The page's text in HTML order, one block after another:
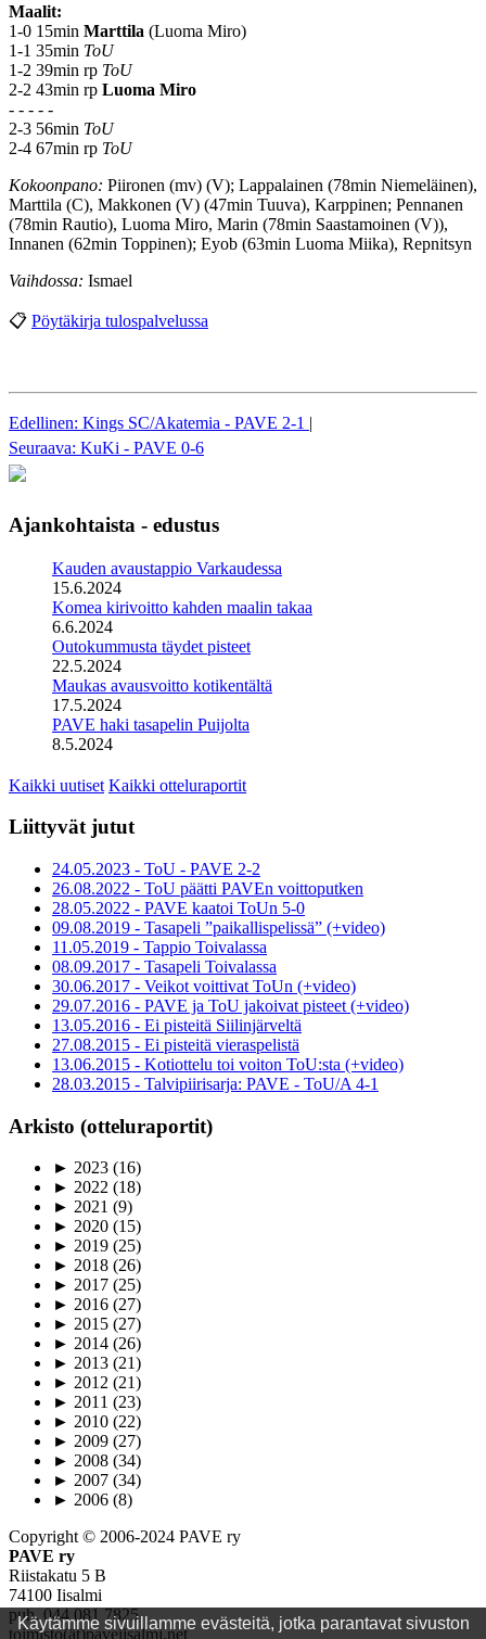
Maalit:
1-0 15min Marttila (Luoma Miro)
1-1 35min ToU
1-2 39min rp ToU
2-2 43min rp Luoma Miro
- - - - -
2-3 56min ToU
2-4 67min rp ToU
Kokoonpano: Piironen (mv) (V); Lappalainen (78min Niemeläinen),
Marttila (C), Makkonen (V) (47min Tuuva), Karppinen; Pennanen
(78min Rautio), Luoma Miro, Marin (78min Saastamoinen (V)),
Innanen (62min Toppinen); Eyob (63min Luoma Miika), Repnitsyn
Vaihdossa: Ismael
📋 Pöytäkirja tulospalvelussa
Edellinen: Kings SC/Akatemia - PAVE 2-1 |
Seuraava: KuKi - PAVE 0-6
Ajankohtaista - edustus
Kauden avaustappio Varkaudessa
15.6.2024
Komea kirivoitto kahden maalin takaa
6.6.2024
Outokummusta täydet pisteet
22.5.2024
Maukas avausvoitto kotikentältä
17.5.2024
PAVE haki tasapelin Puijolta
8.5.2024
Kaikki uutiset Kaikki otteluraportit
Liittyvät jutut
24.05.2023 - ToU - PAVE 2-2
26.08.2022 - ToU päätti PAVEn voittoputken
28.05.2022 - PAVE kaatoi ToUn 5-0
09.08.2019 - Tasapeli ”paikallispelissä” (+video)
11.05.2019 - Tappio Toivalassa
08.09.2017 - Tasapeli Toivalassa
30.06.2017 - Veikot voittivat ToUn (+video)
29.07.2016 - PAVE ja ToU jakoivat pisteet (+video)
13.05.2016 - Ei pisteitä Siilinjärveltä
27.08.2015 - Ei pisteitä vieraspelistä
13.06.2015 - Kotiottelu toi voiton ToU:sta (+video)
28.03.2015 - Talvipiirisarja: PAVE - ToU/A 4-1
Arkisto (otteluraportit)
► 2023 (16)
► 2022 (18)
► 2021 (9)
► 2020 (15)
► 2019 (25)
► 2018 (26)
► 2017 (25)
► 2016 (27)
► 2015 (27)
► 2014 (26)
► 2013 (21)
► 2012 (21)
► 2011 (23)
► 2010 (22)
► 2009 (27)
► 2008 (34)
► 2007 (34)
► 2006 (8)
Copyright © 2006-2024 PAVE ry
PAVE ry
Riistakatu 5 B
74100 Iisalmi
puh. 044 081 7825
toimisto(ät)paveiisalmi.net
Käytämme sivuillamme evästeitä, jotka parantavat sivuston